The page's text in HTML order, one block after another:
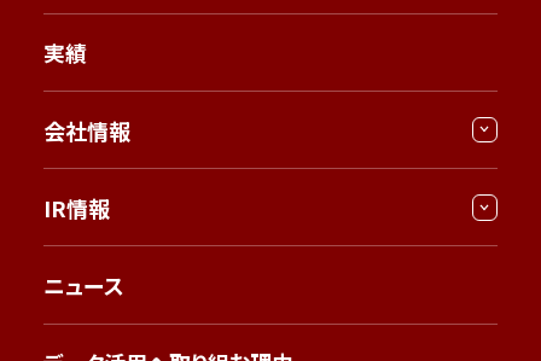
実績
会社情報
IR情報
ニュース